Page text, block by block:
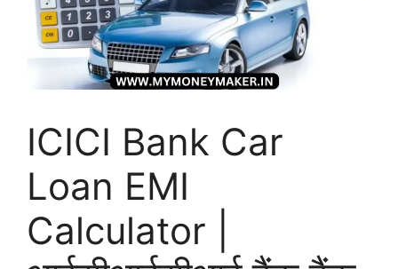
ICICI Bank Car
Loan EMI
Calculator |